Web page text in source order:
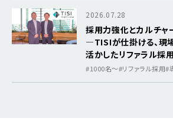
2026.07.28
採用力強化とカルチャ
―TISIが仕掛ける、現
活かしたリファラル採
#1000名〜#リファラル採用#